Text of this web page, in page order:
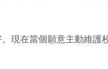
在當個願意主動維護